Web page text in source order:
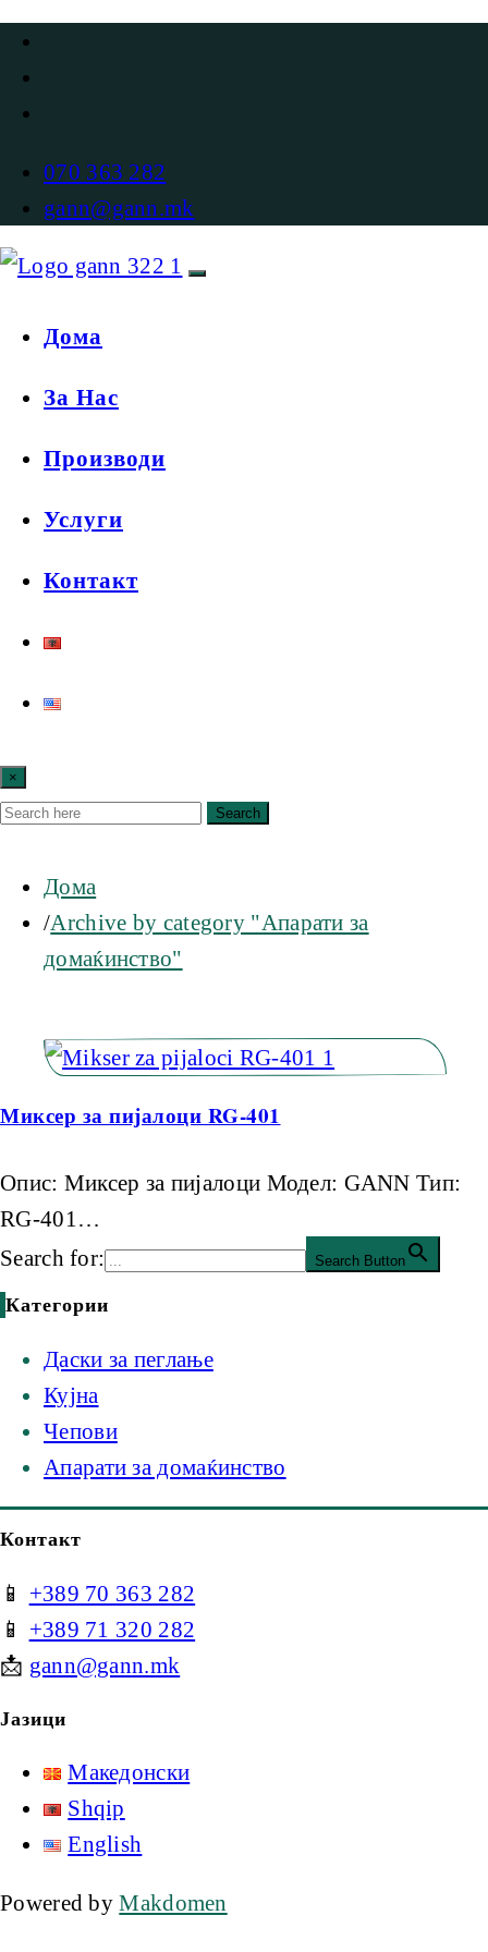
070 363 282
gann@gann.mk
Дома
За Нас
Производи
Услуги
Контакт
×
Search
Дома
Archive by category "Апарати за
домаќинство"
Миксер за пијалоци RG-401
Опис: Миксер за пијалоци Модел: GANN Тип:
RG-401…
Search for:
Search Button
Категории
Даски за пеглање
Кујна
Чепови
Апарати за домаќинство
Контакт
📱 +389 70 363 282
📱 +389 71 320 282
📩 gann@gann.mk
Јазици
Македонски
Shqip
English
Powered byMakdomen